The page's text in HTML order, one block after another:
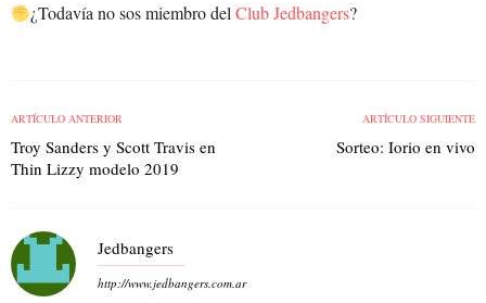
¿Todavía no sos miembro delClub Jedbangers?
ARTÍCULO ANTERIOR
Troy Sanders y Scott Travis en
Thin Lizzy modelo 2019
ARTÍCULO SIGUIENTE
Sorteo: Iorio en vivo
Jedbangers
http://www.jedbangers.com.ar